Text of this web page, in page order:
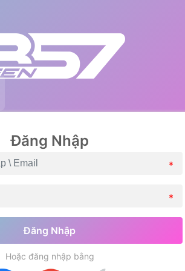
Đăng Nhập
*
*
Đăng Nhập
Hoặc đăng nhập bằng